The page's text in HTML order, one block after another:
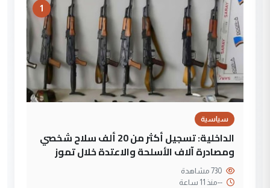
1
سياسية
الداخلية: تسجيل أكثر من 20 ألف سلاح شخصي
ومصادرة آلاف الأسلحة والاعتدة خلال تموز
--منذ 11 ساعة